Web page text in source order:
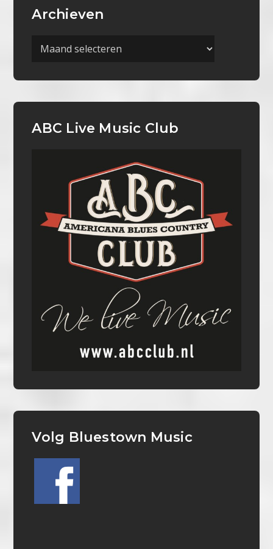
Archieven
Archieven
ABC Live Music Club
Volg Bluestown Music